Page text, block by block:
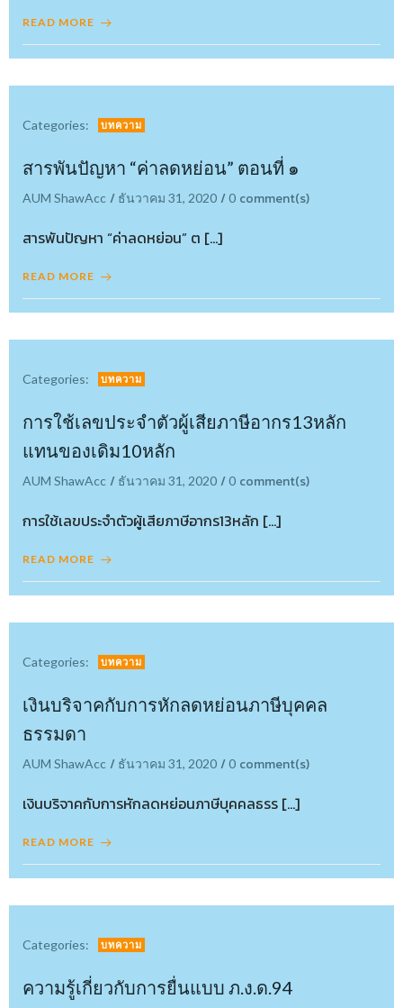
READ MORE
Categories: บทความ
สารพันปัญหา “ค่าลดหย่อน” ตอนที่ ๑
AUM ShawAcc / ธันวาคม 31, 2020 /0 comment(s)
สารพันปัญหา “ค่าลดหย่อน” ต […]
READ MORE
Categories: บทความ
การใช้เลขประจำตัวผู้เสียภาษีอากร13หลัก
แทนของเดิม10หลัก
AUM ShawAcc / ธันวาคม 31, 2020 /0 comment(s)
การใช้เลขประจำตัวผู้เสียภาษีอากร13หลัก […]
READ MORE
Categories: บทความ
เงินบริจาคกับการหักลดหย่อนภาษีบุคคล
ธรรมดา
AUM ShawAcc / ธันวาคม 31, 2020 /0 comment(s)
เงินบริจาคกับการหักลดหย่อนภาษีบุคคลธรร […]
READ MORE
Categories: บทความ
ความรู้เกี่ยวกับการยื่นแบบ ภ.ง.ด.94